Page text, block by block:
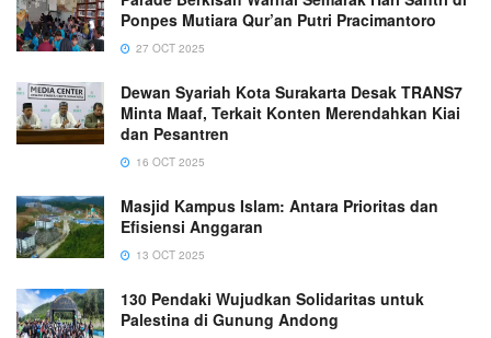
Ponpes Mutiara Qur’an Putri Pracimantoro
27 OCT 2025
Dewan Syariah Kota Surakarta Desak TRANS7
Minta Maaf, Terkait Konten Merendahkan Kiai
dan Pesantren
16 OCT 2025
Masjid Kampus Islam: Antara Prioritas dan
Efisiensi Anggaran
13 OCT 2025
130 Pendaki Wujudkan Solidaritas untuk
Palestina di Gunung Andong